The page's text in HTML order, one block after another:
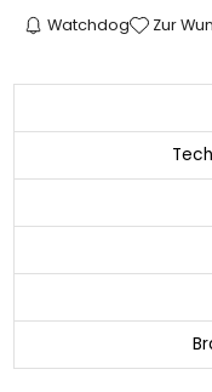
Watchdog Zur